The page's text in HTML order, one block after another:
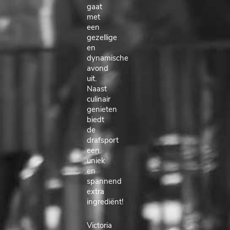
gaat
met
een
gezellige
en
dynamische
avond
uit.
Naast
culinair
genieten
biedt
de
drafsport
een
uniek
en
spannend
extra
ingrediënt!
Victoria